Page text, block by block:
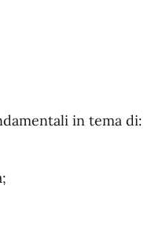
in tema di: